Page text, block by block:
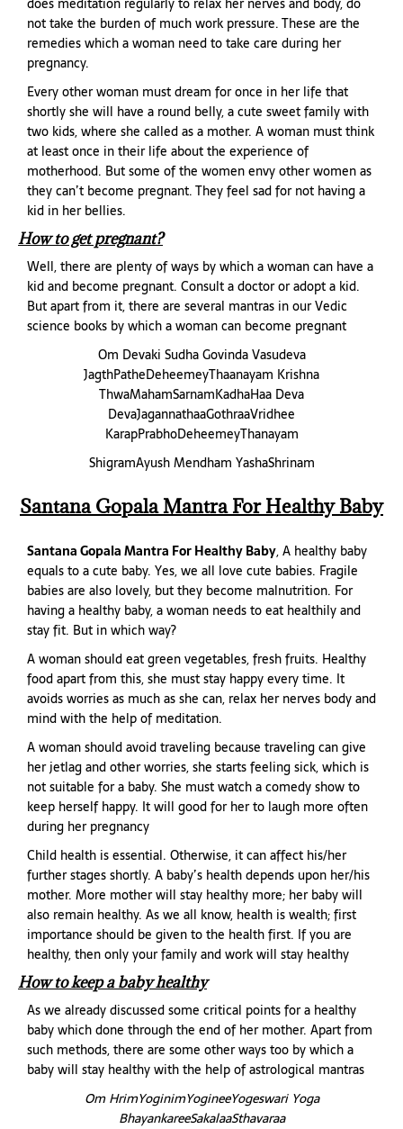
not take the burden of much work pressure. These are the
remedies which a woman need to take care during her
pregnancy.
Every other woman must dream for once in her life that
shortly she will have a round belly, a cute sweet family with
two kids, where she called as a mother. A woman must think
at least once in their life about the experience of
motherhood. But some of the women envy other women as
they can’t become pregnant. They feel sad for not having a
kid in her bellies.
How to get pregnant?
Well, there are plenty of ways by which a woman can have a
kid and become pregnant. Consult a doctor or adopt a kid.
But apart from it, there are several mantras in our Vedic
science books by which a woman can become pregnant
Om Devaki Sudha Govinda Vasudeva
JagthPatheDeheemeyThaanayam Krishna
ThwaMahamSarnamKadhaHaa Deva
DevaJagannathaaGothraaVridhee
KarapPrabhoDeheemeyThanayam
ShigramAyush Mendham YashaShrinam
Santana Gopala Mantra For Healthy Baby
Santana Gopala Mantra For Healthy Baby, A healthy baby
equals to a cute baby. Yes, we all love cute babies. Fragile
babies are also lovely, but they become malnutrition. For
having a healthy baby, a woman needs to eat healthily and
stay fit. But in which way?
A woman should eat green vegetables, fresh fruits. Healthy
food apart from this, she must stay happy every time. It
avoids worries as much as she can, relax her nerves body and
mind with the help of meditation.
A woman should avoid traveling because traveling can give
her jetlag and other worries, she starts feeling sick, which is
not suitable for a baby. She must watch a comedy show to
keep herself happy. It will good for her to laugh more often
during her pregnancy
Child health is essential. Otherwise, it can affect his/her
further stages shortly. A baby’s health depends upon her/his
mother. More mother will stay healthy more; her baby will
also remain healthy. As we all know, health is wealth; first
importance should be given to the health first. If you are
healthy, then only your family and work will stay healthy
How to keep a baby healthy
As we already discussed some critical points for a healthy
baby which done through the end of her mother. Apart from
such methods, there are some other ways too by which a
baby will stay healthy with the help of astrological mantras
Om HrimYoginimYogineeYogeswari Yoga
BhayankareeSakalaaSthavaraa